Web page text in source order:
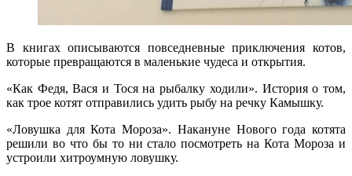
В книгах описываются повседневные приключения котов,
которые превращаются в маленькие чудеса и открытия.
«Как Федя, Вася и Тося на рыбалку ходили». История о том,
как трое котят отправились удить рыбу на речку Камышку.
«Ловушка для Кота Мороза». Накануне Нового года котята
решили во что бы то ни стало посмотреть на Кота Мороза и
устроили хитроумную ловушку.